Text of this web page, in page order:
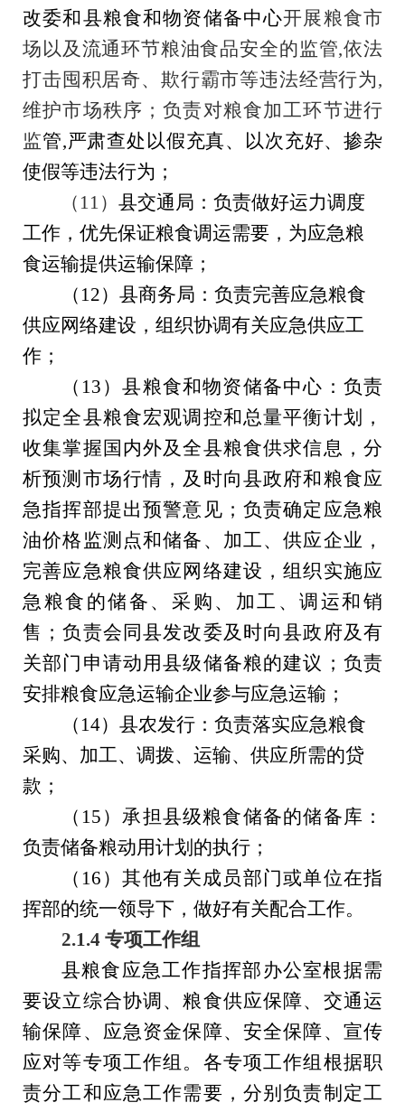
改委和县粮食和物资储备中心开展粮食市
场以及流通环节粮油食品安全的监管,依法
打击囤积居奇、 欺行霸市等违法经营行为,
维护市场秩序；负责对粮食加工环节进行
监管,严肃查处以假充真、以次充好、掺杂
使假等违法行为 ；
（ 11） 县交通局：负责做好运力调度
工作，优先保证粮食调运需要，为应急粮
食运输提供运输保障 ；
（ 12）县商务局：负责完善应急粮食
供应网络建设，组织协调有关应急供应工
作 ；
（ 13 ）县粮食和物资储备中心：负责
拟定全县粮食宏观调控和总量平衡计划，
收集掌握国内外及全县粮食供求信息，分
析预测市场行情，及时向县政府和粮食应
急指挥部提出预警意见；负责确定应急粮
油价格监测点和储备、加工、供应企业，
完善应急粮食供应网络建设，组织实施应
急粮食的储备、采购、加工、调运和销
售；负责会同县发改委及时向县政府及有
关部门申请动用县级储备粮的建议；负责
安排粮食应急运输企业参与应急运输 ；
（ 14）县农发行：负责落实应急粮食
采购、加工、调拨、运输、供应所需的贷
款 ；
（ 15 ）承担县级粮食储备的储备库：
负责储备粮动用计划的执行 ；
（ 16 ）其他有关成员部门或单位在指
挥部的统一领导下，做好有关配合工作。
2.1.4 专项工作组
县粮食应急工作指挥部办公室根据需
要设立综合协调、粮食供应保障、交通运
输保障、应急资金保障、安全保障、宣传
应对等专项工作组。各专项工作组根据职
责分工和应急工作需要，分别负责制定工